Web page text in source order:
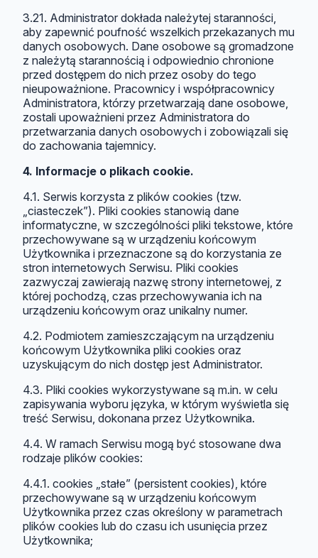
3.21. Administrator dokłada należytej staranności,
aby zapewnić poufność wszelkich przekazanych mu
danych osobowych. Dane osobowe są gromadzone
z należytą starannością i odpowiednio chronione
przed dostępem do nich przez osoby do tego
nieupoważnione. Pracownicy i współpracownicy
Administratora, którzy przetwarzają dane osobowe,
zostali upoważnieni przez Administratora do
przetwarzania danych osobowych i zobowiązali się
do zachowania tajemnicy.
4. Informacje o plikach cookie.
4.1. Serwis korzysta z plików cookies (tzw.
„ciasteczek”). Pliki cookies stanowią dane
informatyczne, w szczególności pliki tekstowe, które
przechowywane są w urządzeniu końcowym
Użytkownika i przeznaczone są do korzystania ze
stron internetowych Serwisu. Pliki cookies
zazwyczaj zawierają nazwę strony internetowej, z
której pochodzą, czas przechowywania ich na
urządzeniu końcowym oraz unikalny numer.
4.2. Podmiotem zamieszczającym na urządzeniu
końcowym Użytkownika pliki cookies oraz
uzyskującym do nich dostęp jest Administrator.
4.3. Pliki cookies wykorzystywane są m.in. w celu
zapisywania wyboru języka, w którym wyświetla się
treść Serwisu, dokonana przez Użytkownika.
4.4. W ramach Serwisu mogą być stosowane dwa
rodzaje plików cookies:
4.4.1. cookies „stałe” (persistent cookies), które
przechowywane są w urządzeniu końcowym
Użytkownika przez czas określony w parametrach
plików cookies lub do czasu ich usunięcia przez
Użytkownika;